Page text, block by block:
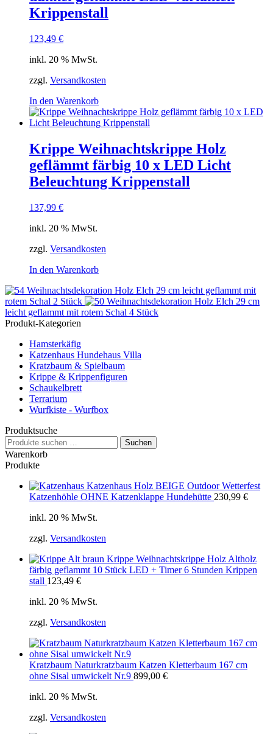
Krippenstall
123,49 €
inkl. 20 % MwSt.
zzgl. Versandkosten
In den Warenkorb
Krippe Weihnachtskrippe Holz
geflämmt färbig 10 x LED Licht
Beleuchtung Krippenstall
137,99 €
inkl. 20 % MwSt.
zzgl. Versandkosten
In den Warenkorb
Weihnachtsdekoration Holz Elch 29 cm leicht geflammt mit
rotem Schal 2 Stück
Weihnachtsdekoration Holz Elch 29 cm
leicht geflammt mit rotem Schal 4 Stück
Produkt-Kategorien
Hamsterkäfig
Katzenhaus Hundehaus Villa
Kratzbaum & Spielbaum
Krippe & Krippenfiguren
Schaukelbrett
Terrarium
Wurfkiste - Wurfbox
Produktsuche
Suchen
nach:
Suchen
Warenkorb
Produkte
Katzenhaus Holz BEIGE Outdoor Wetterfest
Katzenhöhle OHNE Katzenklappe Hundehütte 230,99 €
inkl. 20 % MwSt.
zzgl. Versandkosten
Krippe Weihnachtskrippe Holz Altholz
färbig geflammt 10 Stück LED + Timer 6 Stunden Krippen
stall 123,49 €
inkl. 20 % MwSt.
zzgl. Versandkosten
Kratzbaum Naturkratzbaum Katzen Kletterbaum 167 cm
ohne Sisal umwickelt Nr.9 899,00 €
inkl. 20 % MwSt.
zzgl. Versandkosten